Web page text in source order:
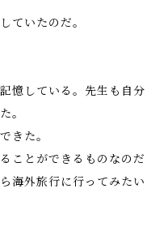
ていたのだ。
憶している。先生も自分
。
きた。
ことができるものなのだ
海外旅行に行ってみたい